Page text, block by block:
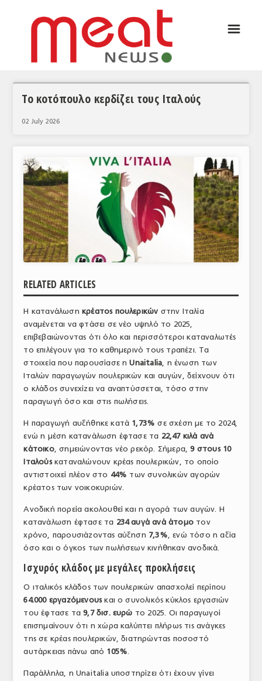
ΑΝΑΛΥΣΕΙΣ
ΚΟΣΜΟΣ
ΕΙΔΗΣΕΙΣ
ΕΥΡΩΠΑΪΚΕΣ ΑΠΟΦΑΣΕΙΣ
ΘΕΜΑΤΑ
ΑΝΑΛΥΣΕΙΣ
ΠΑΡΑΓΩΓΗ & ΕΜΠΟΡΙΑ
ΣΦΑΓΕΙΑ
ΠΡΩΤΕΣ ΥΛΕΣ
ΥΠΗΡΕΣΙΕΣ
ΕΜΠΟΡΙΚΟΙ ΑΝΤΙΠΡΟΣΩΠΟΙ
ΝΟΜΟΘΕΣΙΑ
ΕΛΛΗΝΙΚΗ ΝΟΜΟΘΕΣΙΑ
ΕΥΡΩΠΑΪΚΗ ΝΟΜΟΘΕΣΙΑ
ΤΟ ΠΕΡΙΟΔΙΚΟ
ΑΡΧΕΙΟ ΤΕΥΧΩΝ
ΣΥΝΕΔΡΙΟ ΚΡΕΑΤΟΣ
☰
Το κοτόπουλο κερδίζει τους Ιταλούς
02 July 2026
RELATED ARTICLES
Η κατανάλωση κρέατος πουλερικών στην Ιταλία
αναμένεται να φτάσει σε νέο υψηλό το 2025,
επιβεβαιώνοντας ότι όλο και περισσότεροι καταναλωτές
το επιλέγουν για το καθημερινό τους τραπέζι. Τα
στοιχεία που παρουσίασε ηUnaitalia, η ένωση των
Ιταλών παραγωγών πουλερικών και αυγών, δείχνουν ότι
ο κλάδος συνεχίζει να αναπτύσσεται, τόσο στην
παραγωγή όσο και στις πωλήσεις.
Η παραγωγή αυξήθηκε κατά 1,73% σε σχέση με το 2024,
ενώ η μέση κατανάλωση έφτασε τα 22,47 κιλά ανά
κάτοικο, σημειώνοντας νέο ρεκόρ. Σήμερα,9 στους 10
Ιταλούςκαταναλώνουν κρέας πουλερικών, το οποίο
αντιστοιχεί πλέον στο 44% των συνολικών αγορών
κρέατος των νοικοκυριών.
Ανοδική πορεία ακολουθεί και η αγορά των αυγών. Η
κατανάλωση έφτασε τα 234 αυγά ανά άτομο τον
χρόνο, παρουσιάζοντας αύξηση 7,3%, ενώ τόσο η αξία
όσο και ο όγκος των πωλήσεων κινήθηκαν ανοδικά.
Ισχυρός κλάδος με μεγάλες προκλήσεις
Ο ιταλικός κλάδος των πουλερικών απασχολεί περίπου
64.000 εργαζόμενουςκαι ο συνολικός κύκλος εργασιών
του έφτασε τα9,7 δισ. ευρώ το 2025. Οι παραγωγοί
επισημαίνουν ότι η χώρα καλύπτει πλήρως τις ανάγκες
της σε κρέας πουλερικών, διατηρώντας ποσοστό
αυτάρκειας πάνω από 105%.
Παράλληλα, η Unaitalia υποστηρίζει ότι έχουν γίνει